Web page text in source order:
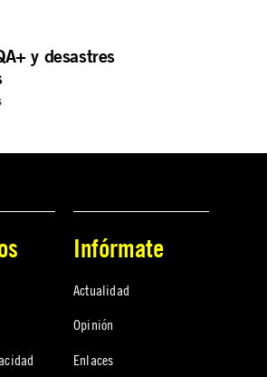
y desastres
Infórmate
Actualidad
Opinión
Enlaces